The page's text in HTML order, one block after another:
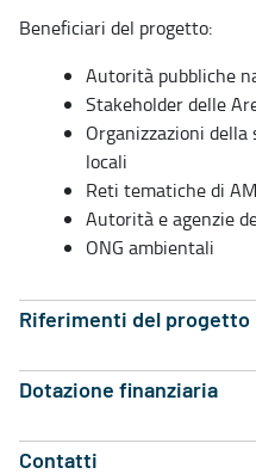
Beneficiari del progetto:
Autorità pubbliche
Stakeholder delle
Organizzazioni
locali
Reti tematiche di
Autorità e agenzie
ONG ambientali
Riferimenti del progetto
Dotazione finanziaria
Contatti